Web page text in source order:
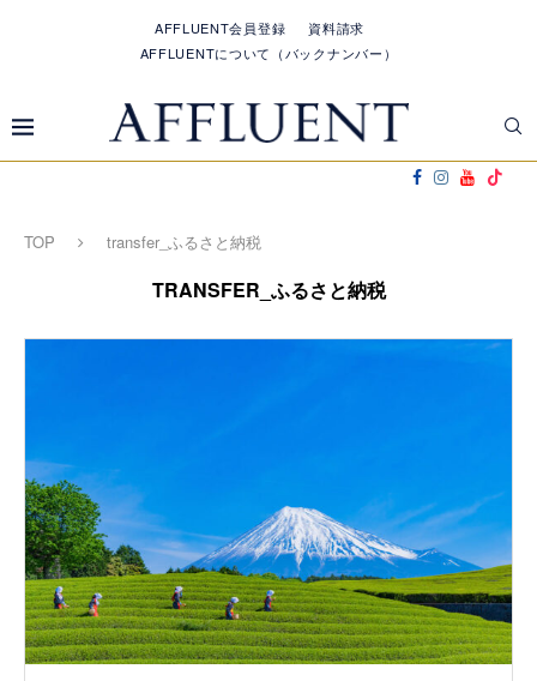
AFFLUENT会員登録
資料請求
AFFLUENTについて（バックナンバー）
TOP transfer_ふるさと納税
TRANSFER_ふるさと納税